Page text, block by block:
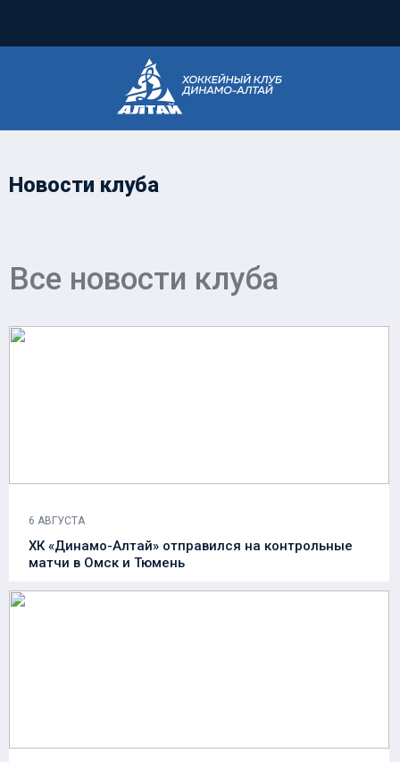
Новости клуба
Все новости клуба
6 АВГУСТА
ХК «Динамо-Алтай» отправился на контрольные
матчи в Омск и Тюмень